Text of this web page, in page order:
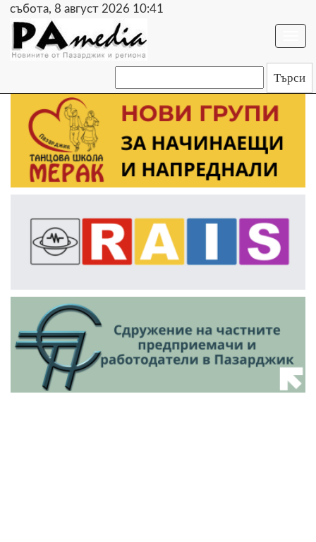
събота, 8 август 2026 10:41